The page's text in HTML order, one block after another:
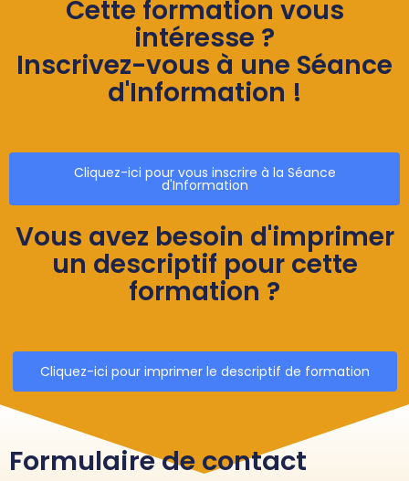
Cette formation vous
intéresse ?
Inscrivez-vous à une Séance
d'Information !
Cliquez-ici pour vous inscrire à la Séance
d'Information
Vous avez besoin d'imprimer
un descriptif pour cette
formation ?
Cliquez-ici pour imprimer le descriptif de formation
Formulaire de contact